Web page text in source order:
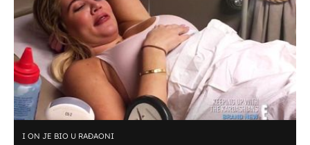
I ON JE BIO U RAĐAONI